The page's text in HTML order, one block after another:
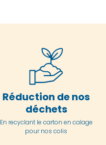
Réduction de nos
déchets
En recyclant le carton en calage
pour nos colis